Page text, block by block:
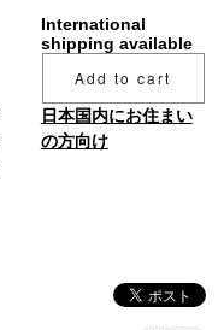
International
shipping available
Add to cart
日本国内にお住まい
の方向け